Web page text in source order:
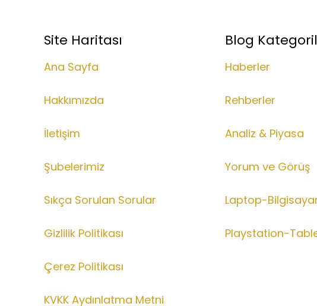
Site Haritası
Ana Sayfa
Hakkımızda
İletişim
Şubelerimiz
Sıkça Sorulan Sorular
Gizlilik Politikası
Çerez Politikası
KVKK Aydınlatma Metni
Blog
Haberler
Rehberler
Analiz & Piyasa
Yorum ve Görüş
Laptop-
Playstation-